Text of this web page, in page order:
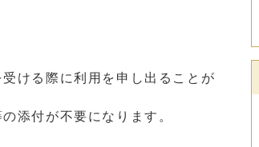
ける際に利用を申し出ることが
添付が不要になります。